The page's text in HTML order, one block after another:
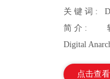
关 键 词 :
简 介 :
Digital
点击查